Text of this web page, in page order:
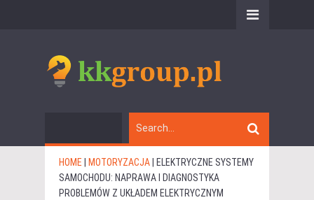
HOME MOTORYZACJA
ELEKTRYCZNE SYSTEMY
SAMOCHODU: NAPRAWA I DIAGNOSTYKA
PROBLEMÓW Z UKŁADEM ELEKTRYCZNYM